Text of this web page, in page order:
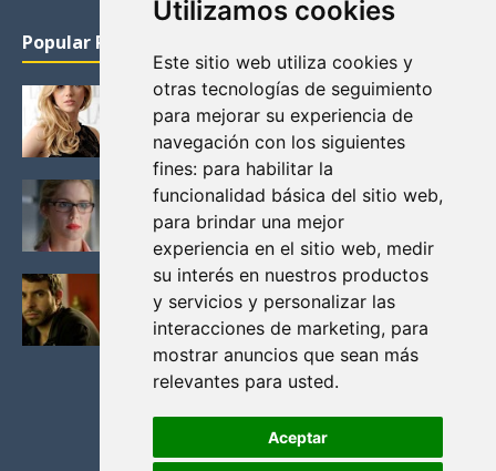
Utilizamos cookies
Este sitio web utiliza cookies y
otras tecnologías de seguimiento
para mejorar su experiencia de
navegación con los siguientes
fines: para habilitar la
funcionalidad básica del sitio web,
para brindar una mejor
experiencia en el sitio web, medir
su interés en nuestros productos
y servicios y personalizar las
interacciones de marketing, para
mostrar anuncios que sean más
relevantes para usted.
Aceptar
Popular Posts
KATHERYN WINNICK: LA ACTRIZ MAS GUAPA DE
VIKINGOS
Junio 14, 2013
FELICITY (EMILY BETT RICKARDS), LAS FOTOS
MAS BONITAS DE LA ALIADA DE ARROW
Noviembre 30, 2013
BLACK MIRROR: TODA TU HISTORIA. EPISODIO 3.
LA CRITICA
Mayo 17, 2012